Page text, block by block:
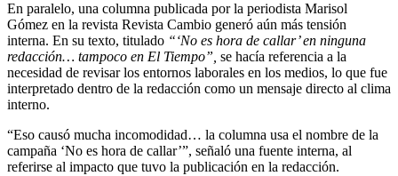
En paralelo, una columna publicada por la periodista Marisol
Gómez en la revista Revista Cambio generó aún más tensión
interna. En su texto, titulado “‘No es hora de callar’ en ninguna
redacción… tampoco en El Tiempo”, se hacía referencia a la
necesidad de revisar los entornos laborales en los medios, lo que fue
interpretado dentro de la redacción como un mensaje directo al clima
interno.
“Eso causó mucha incomodidad… la columna usa el nombre de la
campaña ‘No es hora de callar’”, señaló una fuente interna, al
referirse al impacto que tuvo la publicación en la redacción.